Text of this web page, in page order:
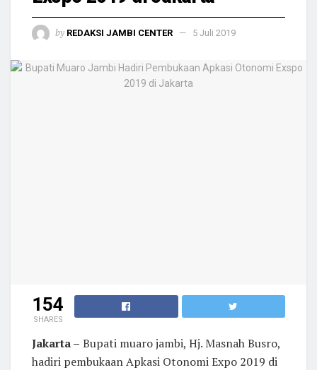
by REDAKSI JAMBI CENTER 5 Juli 2019
154
SHARES
Jakarta – Bupati muaro jambi, Hj. Masnah Busro,
hadiri pembukaan Apkasi Otonomi Expo 2019 di